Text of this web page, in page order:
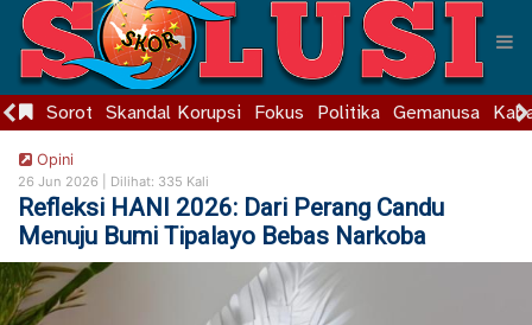
Sorot Skandal Korupsi Fokus Politika Gemanusa
Opini
26 Jun 2026 | Dilihat: 335 Kali
Refleksi HANI 2026: Dari Perang Candu
Menuju Bumi Tipalayo Bebas Narkoba